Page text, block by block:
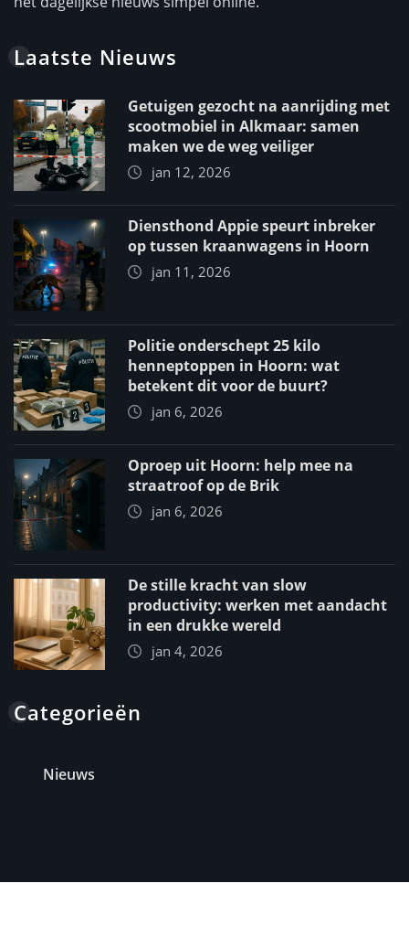
Laatste Nieuws
Getuigen gezocht na aanrijding met
scootmobiel in Alkmaar: samen
maken we de weg veiliger
jan 12, 2026
Diensthond Appie speurt inbreker
op tussen kraanwagens in Hoorn
jan 11, 2026
Politie onderschept 25 kilo
henneptoppen in Hoorn: wat
betekent dit voor de buurt?
jan 6, 2026
Oproep uit Hoorn: help mee na
straatroof op de Brik
jan 6, 2026
De stille kracht van slow
productivity: werken met aandacht
in een drukke wereld
jan 4, 2026
Categorieën
Nieuws